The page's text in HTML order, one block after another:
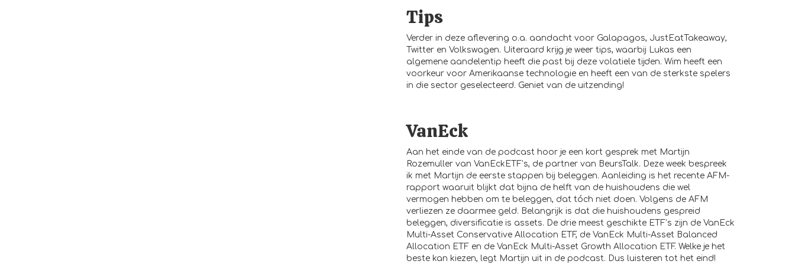
Tips
Verder in deze aflevering o.a. aandacht voor Galapagos, JustEatTakeaway,
Twitter en Volkswagen. Uiteraard krijg je weer tips, waarbij Lukas een
algemene aandelentip heeft die past bij deze volatiele tijden. Wim heeft een
voorkeur voor Amerikaanse technologie en heeft een van de sterkste spelers
in die sector geselecteerd. Geniet van de uitzending!
VanEck
Aan het einde van de podcast hoor je een kort gesprek met Martijn
Rozemuller van VanEckETF’s, de partner van BeursTalk. Deze week bespreek
ik met Martijn de eerste stappen bij beleggen. Aanleiding is het recente AFM-
rapport waaruit blijkt dat bijna de helft van de huishoudens die wel
vermogen hebben om te beleggen, dat tóch niet doen. Volgens de AFM
verliezen ze daarmee geld. Belangrijk is dat die huishoudens gespreid
beleggen, diversificatie is assets. De drie meest geschikte ETF’s zijn de VanEck
Multi-Asset Conservative Allocation ETF, de VanEck Multi-Asset Balanced
Allocation ETF en de VanEck Multi-Asset Growth Allocation ETF. Welke je het
beste kan kiezen, legt Martijn uit in de podcast. Dus luisteren tot het eind!